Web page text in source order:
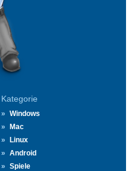
Kategorie
Windows
Mac
Linux
Android
Spiele